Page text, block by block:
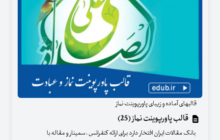
قالبهای آماده و زیبای پاورپوینت نماز
قالب پاورپوینت نماز (25)
بانک مقالات ایران افتخار دارد برای ارائه کنفرانس ، سمینار و مقاله با